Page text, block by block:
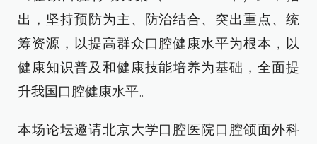
出，坚持预防为主、防治结合、突出重点、统
筹资源，以提高群众口腔健康水平为根本，以
健康知识普及和健康技能培养为基础，全面提
升我国口腔健康水平。
本场论坛邀请北京大学口腔医院口腔颌面外科